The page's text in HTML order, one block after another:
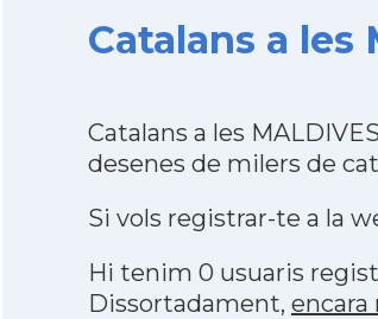
Catalans a les
Catalans a les
desenes de milers de
Si vols registrar-te a la
Hi tenim 0 usuaris
Dissortadament, encara